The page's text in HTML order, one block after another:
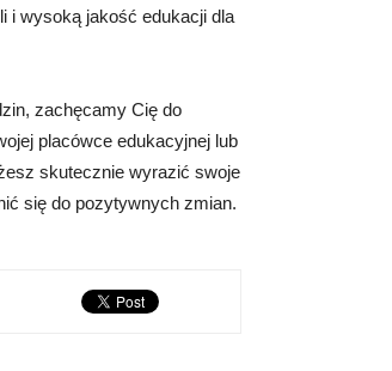
i wysoką jakość edukacji dla
zachęcamy Cię do
placówce edukacyjnej lub
skutecznie wyrazić swoje
się do pozytywnych zmian.